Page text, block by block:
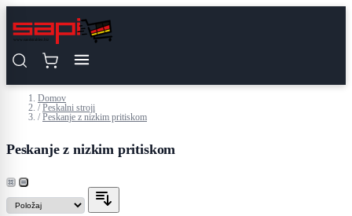
Domov
/ Peskalni stroji
/ Peskanje z nizkim pritiskom
Peskanje z nizkim pritiskom